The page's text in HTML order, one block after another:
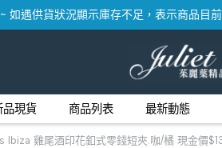
~ 如遇供貨狀況顯示庫存不足，表示商品目
品現貨 商品列表 最新動態
Ibiza 雞尾酒印花釦式零錢短夾.咖/橘 現金價